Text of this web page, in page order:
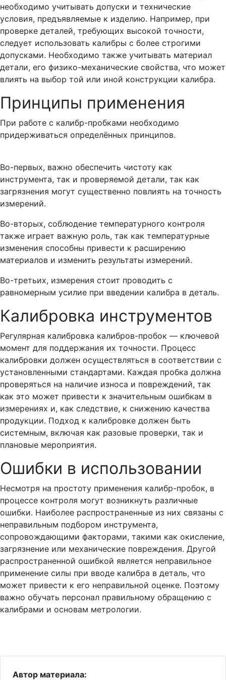
необходимо учитывать допуски и технические
условия, предъявляемые к изделию. Например, при
проверке деталей, требующих высокой точности,
следует использовать калибры с более строгими
допусками. Необходимо также учитывать материал
детали, его физико-механические свойства, что может
влиять на выбор той или иной конструкции калибра.
Принципы применения
При работе с калибр-пробками необходимо
придерживаться определённых принципов.
Во-первых, важно обеспечить чистоту как
инструмента, так и проверяемой детали, так как
загрязнения могут существенно повлиять на точность
измерений.
Во-вторых, соблюдение температурного контроля
также играет важную роль, так как температурные
изменения способны привести к расширению
материалов и изменить результаты измерений.
Во-третьих, измерения стоит проводить с
равномерным усилие при введении калибра в деталь.
Калибровка инструментов
Регулярная калибровка калибров-пробок — ключевой
момент для поддержания их точности. Процесс
калибровки должен осуществляться в соответствии с
установленными стандартами. Каждая пробка должна
проверяться на наличие износа и повреждений, так
как это может привести к значительным ошибкам в
измерениях и, как следствие, к снижению качества
продукции. Подход к калибровке должен быть
системным, включая как разовые проверки, так и
плановые мероприятия.
Ошибки в использовании
Несмотря на простоту применения калибр-пробок, в
процессе контроля могут возникнуть различные
ошибки. Наиболее распространенные из них связаны с
неправильным подбором инструмента,
сопровождающими факторами, такими как окисление,
загрязнение или механические повреждения. Другой
распространенной ошибкой является неправильное
применение силы при вводе калибра в деталь, что
может привести к его неправильной оценке. Поэтому
важно обучать персонал правильному обращению с
калибрами и основам метрологии.
Автор материала: